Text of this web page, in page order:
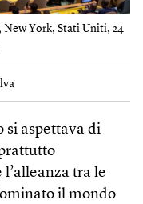
New York, Stati Uniti, 24
si aspettava di
tra le
il mondo